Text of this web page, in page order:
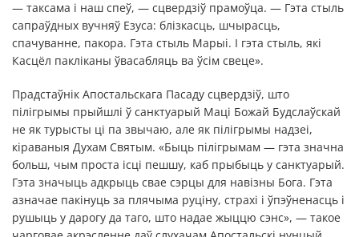
— таксама і наш спеў, — сцвердзіў прамоўца. — Гэта стыль
сапраўдных вучняў Езуса: блізкасць, шчырасць,
спачуванне, пакора. Гэта стыль Марыі. І гэта стыль, які
Касцёл пакліканы ўвасабляць ва ўсім свеце».
Прадстаўнік Апостальскага Пасаду сцвердзіў, што
пілігрымы прыйшлі ў санктуарый Маці Божай Будслаўскай
не як турысты ці па звычаю, але як пілігрымы надзеі,
кіраваныя Духам Святым. «Быць пілігрымам — гэта значна
больш, чым проста ісці пешшу, каб прыбыць у санктуарый.
Гэта значыць адкрыць свае сэрцы для навізны Бога. Гэта
азначае пакінуць за плячыма руціну, страхі і ўпэўненасць і
рушыць у дарогу да таго, што надае жыццю сэнс», — такое